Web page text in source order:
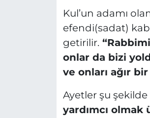
Kul’un adamı
efendi(sadat)
getirilir.
onlar da bizi
ve onları ağır
Ayetler şu
yardımcı